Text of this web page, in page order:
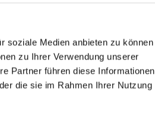
soziale Medien anbieten zu können
zu Ihrer Verwendung unserer
Partner führen diese Informationen
die sie im Rahmen Ihrer Nutzung
ein Sprecher
die
bieten